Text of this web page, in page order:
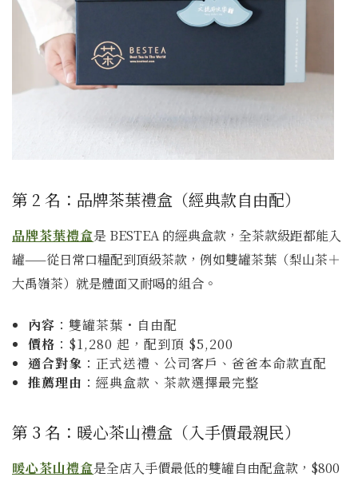
第 2 名：品牌茶葉禮盒（經典款自由配）
品牌茶葉禮盒是 BESTEA 的經典盒款，全茶款級距都能入
罐——從日常口糧配到頂級茶款，例如雙罐茶葉（梨山茶＋
大禹嶺茶）就是體面又耐喝的組合。
內容 ：雙罐茶葉・自由配
價格 ：$1,280 起，配到頂 $5,200
適合對象 ：正式送禮、公司客戶、爸爸本命款直配
推薦理由 ：經典盒款、茶款選擇最完整
第 3 名：暖心茶山禮盒（入手價最親民）
暖心茶山禮盒是全店入手價最低的雙罐自由配盒款，$800